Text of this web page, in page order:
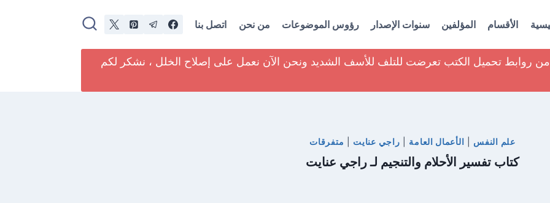
الأقسام المؤلفين سنوات الإصدار رؤوس الموضوعات من نحن اتصل بنا
من روابط تحميل الكتب تعرضت للتلف للأسف الشديد ونحن الآن نعمل على إصلاح الخلل ، نشكر لكم
علم النفس الأعمال العامة راجي عنايت متفرقات
كتاب تفسير الأحلام والتنجيم لـ راجي عنايت